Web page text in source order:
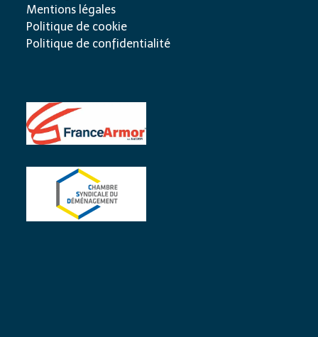
Mentions légales
Politique de cookie
Politique de confidentialité